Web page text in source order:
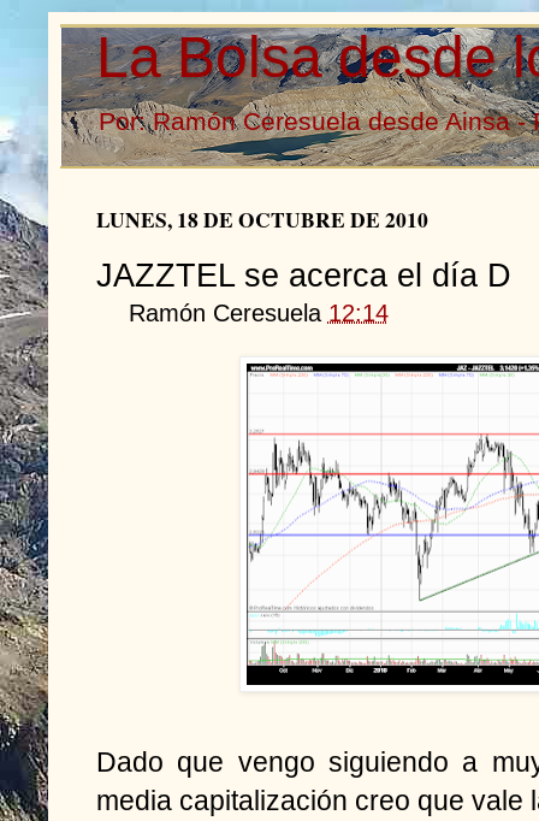
La Bolsa desde
Por: Ramón Ceresuela desde Ainsa -
LUNES, 18 DE OCTUBRE DE 2010
JAZZTEL se acerca el día D
Ramón Ceresuela 12:14
Dado que vengo siguiendo a
media capitalización creo que vale